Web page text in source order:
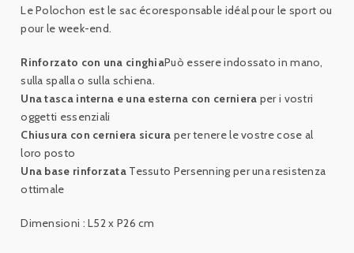
Le Polochon est le sac écoresponsable idéal pour le sport ou
pour le week-end.
Rinforzato con una cinghiaPuò essere indossato in mano,
sulla spalla o sulla schiena.
Una tasca interna e una esterna con cerniera per i vostri
oggetti essenziali
Chiusura con cerniera sicura per tenere le vostre cose al
loro posto
Una base rinforzataTessuto Persenning per una resistenza
ottimale
Dimensioni : L52 x P26 cm